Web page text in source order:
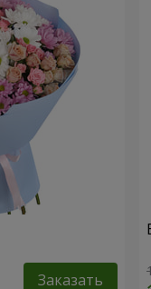
Заказать